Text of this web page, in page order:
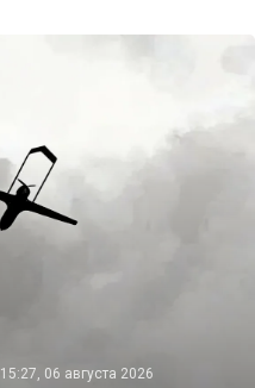
15:27, 06 августа 2026